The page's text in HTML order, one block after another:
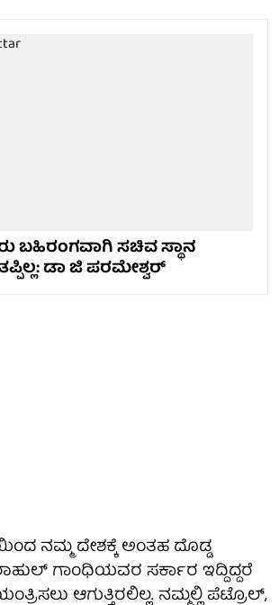
ಬಹಿರಂಗವಾಗಿ ಸಚಿವ ಸ್ಥಾನ
ಡಾ ಜಿ ಪರಮೇಶ್ವರ್
ನಮ್ಮ ದೇಶಕ್ಕೆ ಅಂತಹ ದೊಡ್ಡ
ಗಾಂಧಿಯವರ ಸರ್ಕಾರ ಇದ್ದಿದ್ದರೆ
ಆಗುತ್ತಿರಲಿಲ್ಲ. ನಮ್ಮಲ್ಲಿ ಪೆಟ್ರೊಲ್,